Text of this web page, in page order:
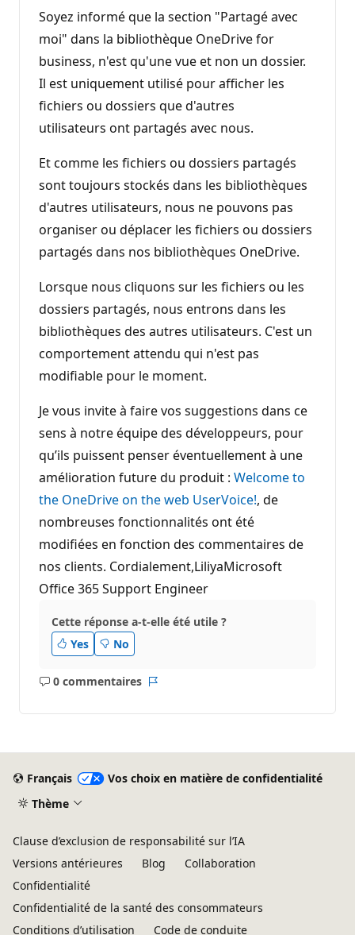
Soyez informé que la section "Partagé avec
moi" dans la bibliothèque OneDrive for
business, n'est qu'une vue et non un dossier.
Il est uniquement utilisé pour afficher les
fichiers ou dossiers que d'autres
utilisateurs ont partagés avec nous.
Et comme les fichiers ou dossiers partagés
sont toujours stockés dans les bibliothèques
d'autres utilisateurs, nous ne pouvons pas
organiser ou déplacer les fichiers ou dossiers
partagés dans nos bibliothèques OneDrive.
Lorsque nous cliquons sur les fichiers ou les
dossiers partagés, nous entrons dans les
bibliothèques des autres utilisateurs. C'est un
comportement attendu qui n'est pas
modifiable pour le moment.
Je vous invite à faire vos suggestions dans ce
sens à notre équipe des développeurs, pour
qu’ils puissent penser éventuellement à une
amélioration future du produit : Welcome to
the OneDrive on the web UserVoice!, de
nombreuses fonctionnalités ont été
modifiées en fonction des commentaires de
nos clients. Cordialement,LiliyaMicrosoft
Office 365 Support Engineer
Cette réponse a-t-elle été utile ?
Yes
No
0 commentaires
Aucun
Français
Vos choix en matière de confidentialité
Thème
Clause d’exclusion de responsabilité sur l’IA
Versions antérieures
Blog
Collaboration
Confidentialité
Confidentialité de la santé des consommateurs
Conditions d’utilisation
Code de conduite